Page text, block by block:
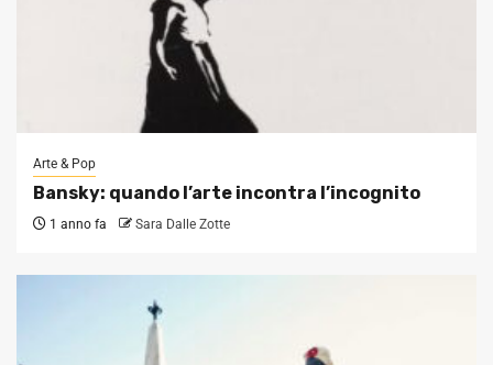
Arte & Pop
Bansky: quando l’arte incontra l’incognito
1 anno fa Sara Dalle Zotte